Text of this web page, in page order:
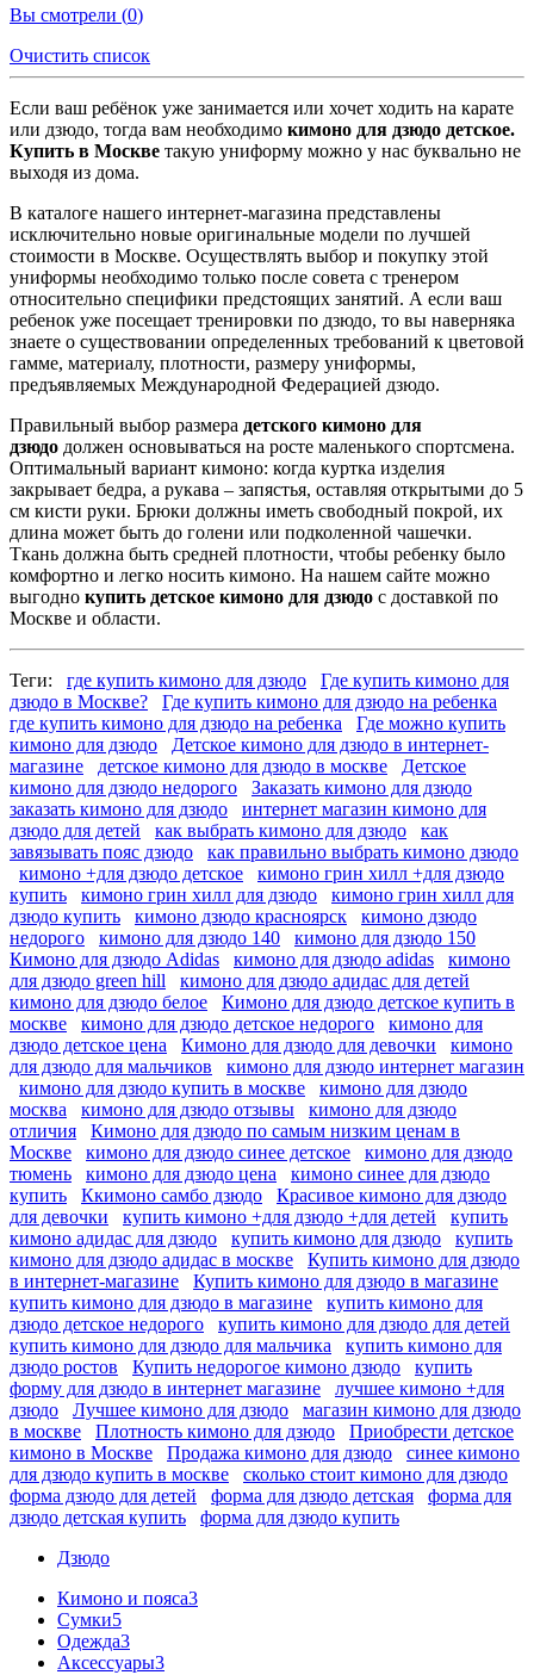
Вы смотрели (0)
Очистить список
Если ваш ребёнок уже занимается или хочет ходить на карате
или дзюдо, тогда вам необходимо кимоно для дзюдо детское.
Купить в Москве такую униформу можно у нас буквально не
выходя из дома.
В каталоге нашего интернет-магазина представлены
исключительно новые оригинальные модели по лучшей
стоимости в Москве. Осуществлять выбор и покупку этой
униформы необходимо только после совета с тренером
относительно специфики предстоящих занятий. А если ваш
ребенок уже посещает тренировки по дзюдо, то вы наверняка
знаете о существовании определенных требований к цветовой
гамме, материалу, плотности, размеру униформы,
предъявляемых Международной Федерацией дзюдо.
Правильный выбор размера детского кимоно для
дзюдо должен основываться на росте маленького спортсмена.
Оптимальный вариант кимоно: когда куртка изделия
закрывает бедра, а рукава – запястья, оставляя открытыми до 5
см кисти руки. Брюки должны иметь свободный покрой, их
длина может быть до голени или подколенной чашечки.
Ткань должна быть средней плотности, чтобы ребенку было
комфортно и легко носить кимоно. На нашем сайте можно
выгодно купить детское кимоно для дзюдо с доставкой по
Москве и области.
Теги: где купить кимоно для дзюдо
Где купить кимоно для
дзюдо в Москве?
Где купить кимоно для дзюдо на ребенка
где купить кимоно для дзюдо на ребенка
Где можно купить
кимоно для дзюдо
Детское кимоно для дзюдо в интернет-
магазине
детское кимоно для дзюдо в москве
Детское
кимоно для дзюдо недорого
Заказать кимоно для дзюдо
заказать кимоно для дзюдо
интернет магазин кимоно для
дзюдо для детей
как выбрать кимоно для дзюдо
как
завязывать пояс дзюдо
как правильно выбрать кимоно дзюдо
кимоно +для дзюдо детское
кимоно грин хилл +для дзюдо
купить
кимоно грин хилл для дзюдо
кимоно грин хилл для
дзюдо купить
кимоно дзюдо красноярск
кимоно дзюдо
недорого
кимоно для дзюдо 140
кимоно для дзюдо 150
Кимоно для дзюдо Adidas
кимоно для дзюдо adidas
кимоно
для дзюдо green hill
кимоно для дзюдо адидас для детей
кимоно для дзюдо белое
Кимоно для дзюдо детское купить в
москве
кимоно для дзюдо детское недорого
кимоно для
дзюдо детское цена
Кимоно для дзюдо для девочки
кимоно
для дзюдо для мальчиков
кимоно для дзюдо интернет магазин
кимоно для дзюдо купить в москве
кимоно для дзюдо
москва
кимоно для дзюдо отзывы
кимоно для дзюдо
отличия
Кимоно для дзюдо по самым низким ценам в
Москве
кимоно для дзюдо синее детское
кимоно для дзюдо
тюмень
кимоно для дзюдо цена
кимоно синее для дзюдо
купить
Ккимоно самбо дзюдо
Красивое кимоно для дзюдо
для девочки
купить кимоно +для дзюдо +для детей
купить
кимоно адидас для дзюдо
купить кимоно для дзюдо
купить
кимоно для дзюдо адидас в москве
Купить кимоно для дзюдо
в интернет-магазине
Купить кимоно для дзюдо в магазине
купить кимоно для дзюдо в магазине
купить кимоно для
дзюдо детское недорого
купить кимоно для дзюдо для детей
купить кимоно для дзюдо для мальчика
купить кимоно для
дзюдо ростов
Купить недорогое кимоно дзюдо
купить
форму для дзюдо в интернет магазине
лучшее кимоно +для
дзюдо
Лучшее кимоно для дзюдо
магазин кимоно для дзюдо
в москве
Плотность кимоно для дзюдо
Приобрести детское
кимоно в Москве
Продажа кимоно для дзюдо
синее кимоно
для дзюдо купить в москве
сколько стоит кимоно для дзюдо
форма дзюдо для детей
форма для дзюдо детская
форма для
дзюдо детская купить
форма для дзюдо купить
Дзюдо
Кимоно и пояса3
Сумки5
Одежда3
Аксессуары3